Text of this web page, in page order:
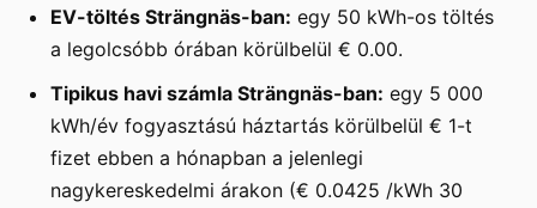
EV-töltés Strängnäs-ban: egy 50 kWh-os töltés
a legolcsóbb órában körülbelül € 0.00.
Tipikus havi számla Strängnäs-ban: egy 5 000
kWh/év fogyasztású háztartás körülbelül € 1-t
fizet ebben a hónapban a jelenlegi
nagykereskedelmi árakon (€ 0.0425 /kWh 30